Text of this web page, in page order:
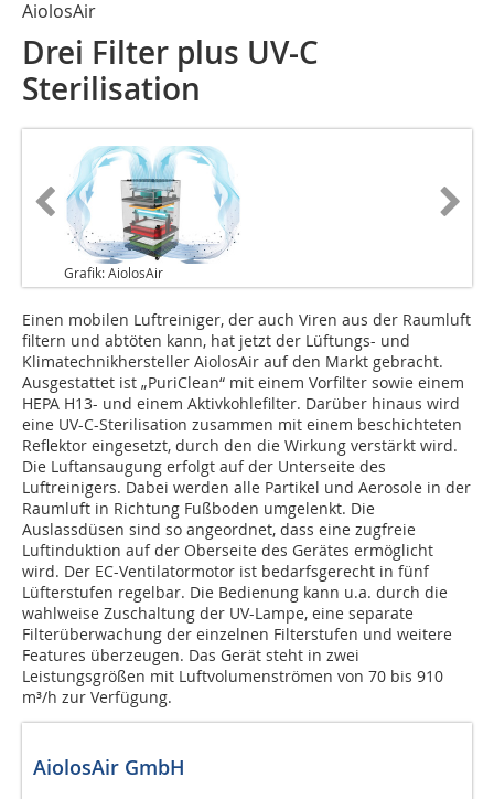
AiolosAir
Drei Filter plus UV-C
Sterilisation
Grafik: AiolosAir
Einen mobilen Luftreiniger, der auch Viren aus der Raumluft
filtern und abtöten kann, hat jetzt der Lüftungs- und
Klimatechnikhersteller AiolosAir auf den Markt gebracht.
Ausgestattet ist „PuriClean“ mit einem Vorfilter sowie einem
HEPA H13- und einem Aktivkohlefilter. Darüber hinaus wird
eine UV-C-Sterilisation zusammen mit einem beschichteten
Reflektor eingesetzt, durch den die Wirkung verstärkt wird.
Die Luftansaugung erfolgt auf der Unterseite des
Luftreinigers. Dabei werden alle Partikel und Aerosole in der
Raumluft in Richtung Fußboden umgelenkt. Die
Auslassdüsen sind so angeordnet, dass eine zugfreie
Luftinduktion auf der Oberseite des Gerätes ermöglicht
wird. Der EC-Ventilatormotor ist bedarfsgerecht in fünf
Lüfterstufen regelbar. Die Bedienung kann u.a. durch die
wahlweise Zuschaltung der UV-Lampe, eine separate
Filterüberwachung der einzelnen Filterstufen und weitere
Features überzeugen. Das Gerät steht in zwei
Leistungsgrößen mit Luftvolumenströmen von 70 bis 910
m³/h zur Verfügung.
AiolosAir GmbH